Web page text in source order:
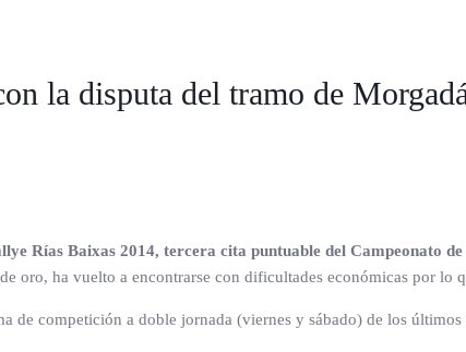
la disputa del tramo de
Rías Baixas 2014, tercera cita puntuable del Campeonato
oro, ha vuelto a encontrarse con dificultades económicas por lo
de competición a doble jornada (viernes y sábado) de los últimos